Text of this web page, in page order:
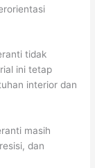
tidak
ini tetap
interior dan
masih
dan